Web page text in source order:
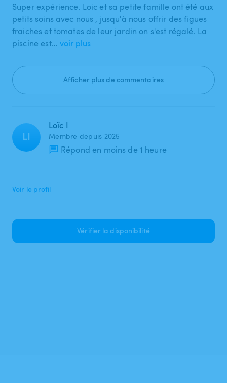
Super expérience. Loic et sa petite famille ont été aux
petits soins avec nous , jusqu'à nous offrir des figues
fraiches et tomates de leur jardin on s'est régalé. La
piscine est… voir plus
Afficher plus de commentaires
LI
Loïc I
Membre depuis 2025
Répond en moins de 1 heure
Voir le profil
Vérifier la disponibilité